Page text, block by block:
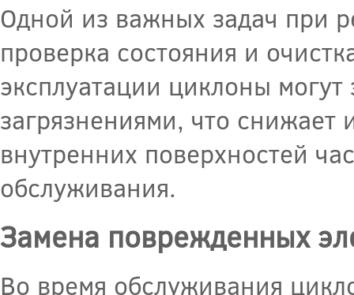
Одной из важных задач при
проверка состояния и
эксплуатации циклоны
загрязнениями, что снижает
внутренних поверхностей
обслуживания.
Замена поврежденных
Во время обслуживания